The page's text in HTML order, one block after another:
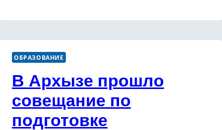
ОБРАЗОВАНИЕ
В Архызе прошло
совещание по
подготовке